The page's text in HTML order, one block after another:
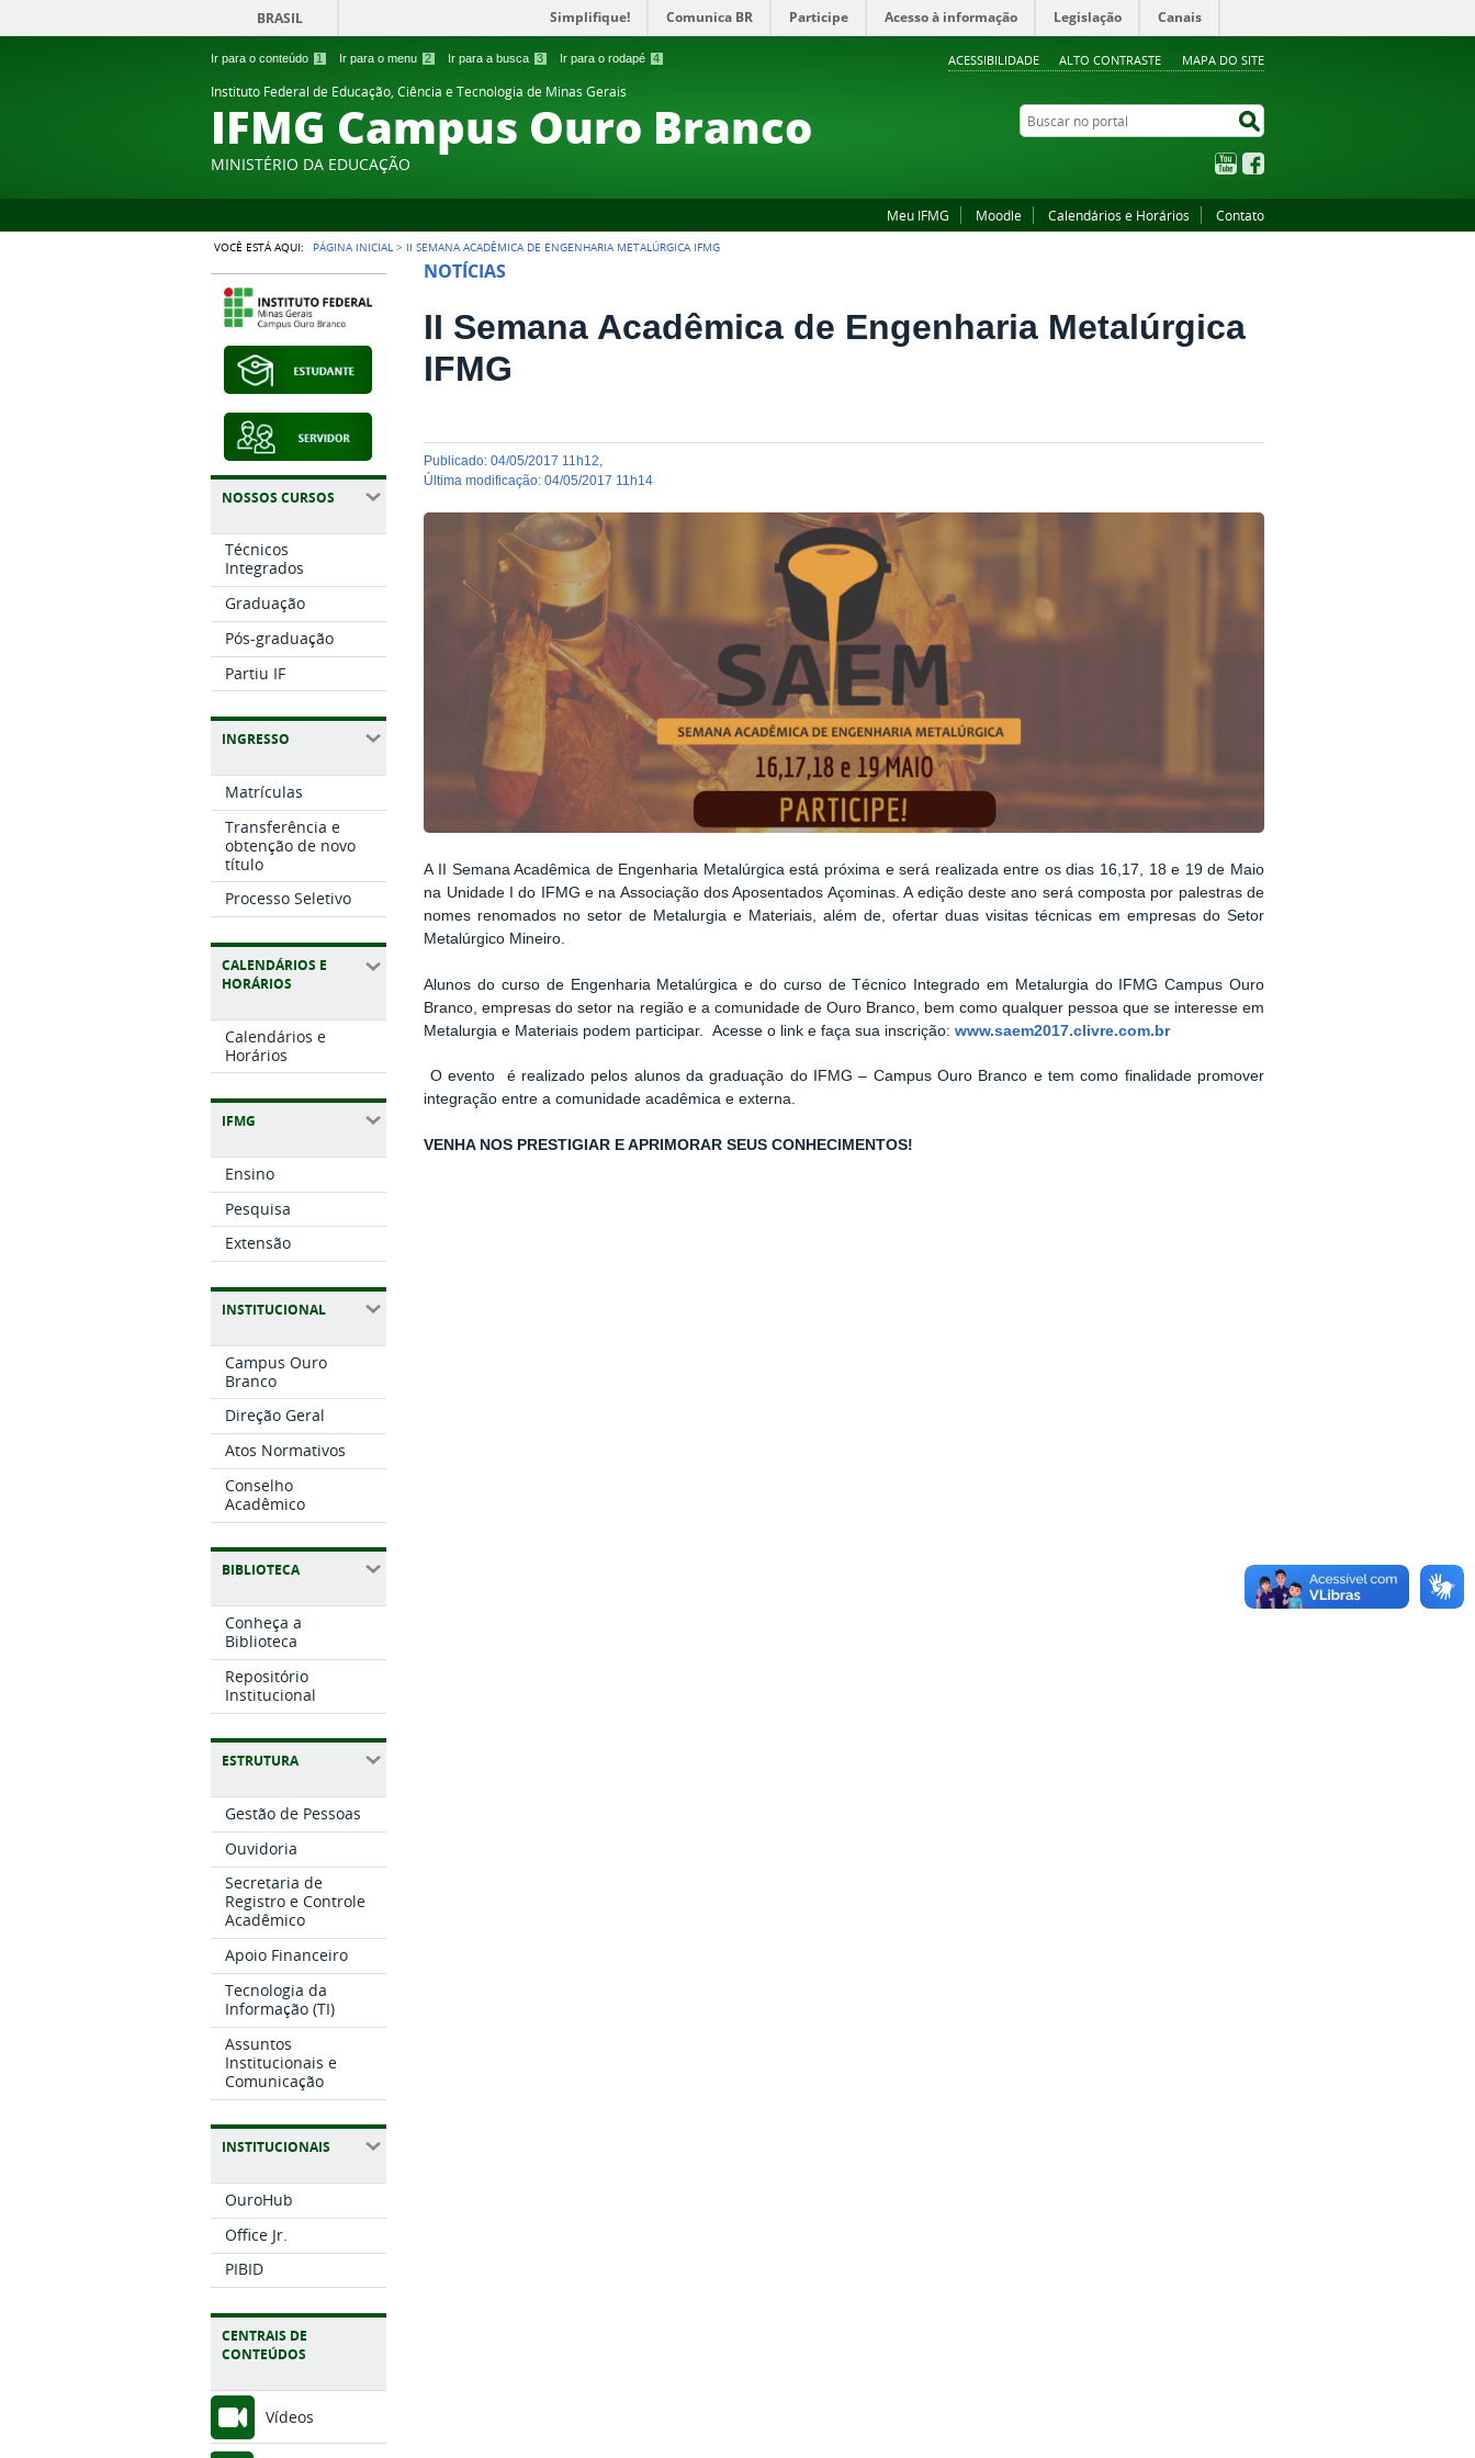
Ir para o conteúdo 1 Ir para o menu 2 Ir para a busca 3 Ir para o rodapé 4 ACESSIBILIDADE ALTO CONTRASTE MAPA DO SITE
BRASIL Simplifique! Comunica BR Participe Acesso à informação Legislação Canais
Instituto Federal de Educação, Ciência e Tecnologia de Minas Gerais
IFMG Campus Ouro Branco
MINISTÉRIO DA EDUCAÇÃO
Buscar no portal
YouTube
Meu IFMG Moodle Calendários e Horários Contato
VOCÊ ESTÁ AQUI: PÁGINA INICIAL > II SEMANA ACADÊMICA DE ENGENHARIA METALÚRGICA IFMG
NOSSOS CURSOS
Técnicos
Integrados
Graduação
Pós-graduação
Partiu IF
INGRESSO
Matrículas
Transferência e
obtenção de novo
título
Processo Seletivo
CALENDÁRIOS E
HORÁRIOS
Calendários e
Horários
IFMG
Ensino
Pesquisa
Extensão
INSTITUCIONAL
Campus Ouro
Branco
Direção Geral
Atos Normativos
Conselho
Acadêmico
BIBLIOTECA
Conheça a
Biblioteca
Repositório
Institucional
ESTRUTURA
Gestão de Pessoas
Ouvidoria
Secretaria de
Registro e Controle
Acadêmico
Apoio Financeiro
Tecnologia da
Informação (TI)
Assuntos
Institucionais e
Comunicação
INSTITUCIONAIS
OuroHub
Office Jr.
PIBID
CENTRAIS DE
CONTEÚDOS
Vídeos
NOTÍCIAS
II Semana Acadêmica de Engenharia Metalúrgica
IFMG
publicado:04/05/2017 11h12
última modificação:04/05/2017 11h14
A II Semana Acadêmica de Engenharia Metalúrgica está próxima e será realizada entre os dias 16,17, 18 e 19 de Maio
na Unidade I do IFMG e na Associação dos Aposentados Açominas. A edição deste ano será composta por palestras de
nomes renomados no setor de Metalurgia e Materiais, além de, ofertar duas visitas técnicas em empresas do Setor
Metalúrgico Mineiro.
Alunosdo curso de Engenharia Metalúrgica e do curso de Técnico Integrado em Metalurgia do IFMG Campus Ouro
Branco, empresas do setor na região e a comunidade de Ouro Branco, bem como qualquer pessoa que se interesse em
Metalurgia e Materiais podem participar.
Acesse o link e faça sua inscrição:www.saem2017.clivre.com.br
O evento
é realizado pelos alunos da graduação do IFMG – Campus Ouro Branco e tem como finalidade promover
integração entre a comunidade acadêmica e externa.
VENHA NOS PRESTIGIAR E APRIMORAR SEUS CONHECIMENTOS!